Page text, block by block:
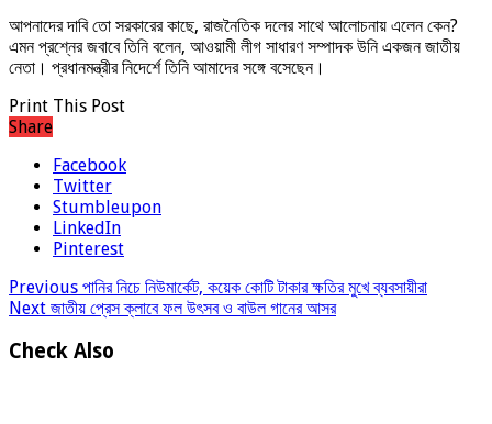
আপনাদের দাবি তো সরকারের কাছে, রাজনৈতিক দলের সাথে আলোচনায় এলেন কেন?
এমন প্রশ্নের জবাবে তিনি বলেন, আওয়ামী লীগ সাধারণ সম্পাদক উনি একজন জাতীয়
নেতা। প্রধানমন্ত্রীর নিদের্শে তিনি আমাদের সঙ্গে বসেছেন।
Print This Post
Share
Facebook
Twitter
Stumbleupon
LinkedIn
Pinterest
Previous পানির নিচে নিউমার্কেট, কয়েক কোটি টাকার ক্ষতির মুখে ব্যবসায়ীরা
Next জাতীয় প্রেস ক্লাবে ফল উৎসব ও বাউল গানের আসর
Check Also